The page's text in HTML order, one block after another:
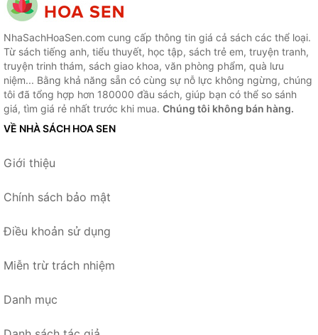
NhaSachHoaSen.com cung cấp thông tin giá cả sách các thể loại.
Từ sách tiếng anh, tiểu thuyết, học tập, sách trẻ em, truyện tranh,
truyện trinh thám, sách giao khoa, văn phòng phẩm, quà lưu
niệm... Bằng khả năng sẵn có cùng sự nỗ lực không ngừng, chúng
tôi đã tổng hợp hơn 180000 đầu sách, giúp bạn có thể so sánh
giá, tìm giá rẻ nhất trước khi mua. Chúng tôi không bán hàng.
VỀ NHÀ SÁCH HOA SEN
Giới thiệu
Chính sách bảo mật
Điều khoản sử dụng
Miễn trừ trách nhiệm
Danh mục